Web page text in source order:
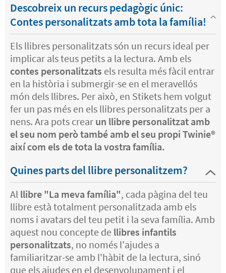
Descobreix un recurs pedagògic únic:
Contes personalitzats amb tota la família!
Els llibres personalitzats són un recurs ideal per
implicar als teus petits a la lectura. Amb els
contes personalitzats els resulta més fàcil entrar
en la història i submergir-se en el meravellós
món dels llibres. Per això, en Stikets hem volgut
fer un pas més en els llibres personalitzats per a
nens. Ara pots crear un llibre personalitzat amb
el seu nom però també amb el seu propi Twinie®️
així com els de tota la vostra família.
Quines parts del llibre personalitzem?
Al llibre "La meva família", cada pàgina del teu
llibre està totalment personalitzada amb els
noms i avatars del teu petit i la seva família. Amb
aquest nou concepte de llibres infantils
personalitzats, no només l'ajudes a
familiaritzar-se amb l'hàbit de la lectura, sinó
que els ajudes en el desenvolupament i el